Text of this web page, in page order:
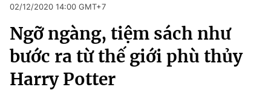
Chuyên mục
Chính trị
Xã hội
Pháp luật
Kinh tế
Thể thao
Truyền hình
Văn hóa - Giải trí
Y tế
02/12/2020 14:00 GMT+7
Ngỡ ngàng, tiệm sách như
bước ra từ thế giới phù thủy
Harry Potter